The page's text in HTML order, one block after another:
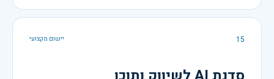
15 יישום מקצועי